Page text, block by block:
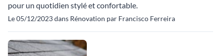
pour un quotidien stylé et confortable.
Le 05/12/2023 dans Rénovation par Francisco Ferreira